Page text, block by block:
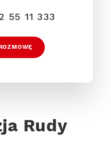
55 11 333
Rudy